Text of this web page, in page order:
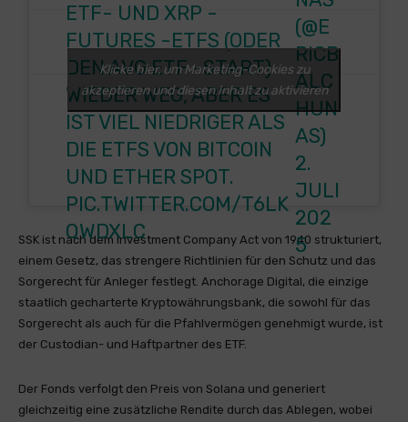
ETF- UND XRP -
FUTURES -ETFS (ODER
DEN AVG ETF -START)
WIEDER WEG, ABER ES
IST VIEL NIEDRIGER ALS
DIE ETFS VON BITCOIN
UND ETHER SPOT.
PIC.TWITTER.COM/T6LK
QWDXLC
(@E
RICB
ALC
HUN
AS)
2.
JULI
202
5
Klicke hier, um Marketing-Cookies zu
akzeptieren und diesen Inhalt zu aktivieren
SSK ist nach dem Investment Company Act von 1940 strukturiert,
einem Gesetz, das strengere Richtlinien für den Schutz und das
Sorgerecht für Anleger festlegt. Anchorage Digital, die einzige
staatlich gecharterte Kryptowährungsbank, die sowohl für das
Sorgerecht als auch für die Pfahlvermögen genehmigt wurde, ist
der Custodian- und Haftpartner des ETF.
Der Fonds verfolgt den Preis von Solana und generiert
gleichzeitig eine zusätzliche Rendite durch das Ablegen, wobei